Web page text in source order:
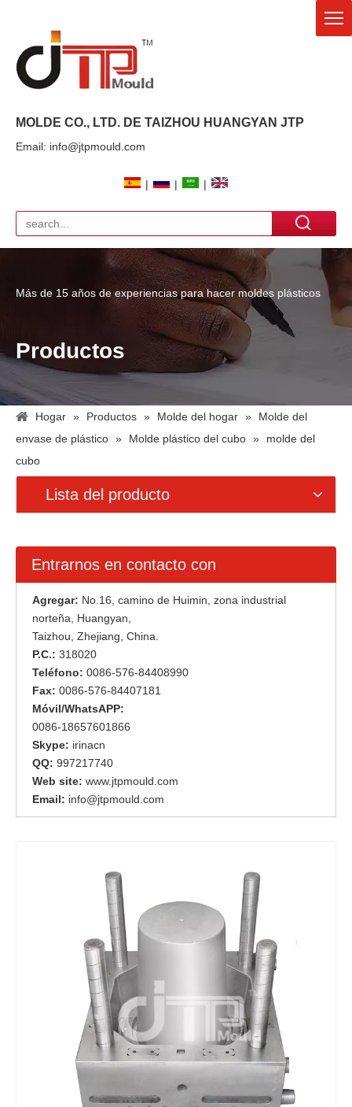
MOLDE CO., LTD. DE TAIZHOU HUANGYAN JTP
Email: info@jtpmould.com
| | |
Más de 15 años de experiencias para hacer moldes plásticos
Productos
Hogar » Productos » Molde del hogar »
Molde del
envase de plástico » Molde plástico del cubo »
molde del
cubo
Lista del producto
Entrarnos en contacto con
Agregar: No.16, camino de Huimin, zona industrial
norteña, Huangyan,
Taizhou, Zhejiang, China.
P.C.: 318020
Teléfono: 0086-576-84408990
Fax: 0086-576-84407181
Móvil/WhatsAPP:
0086-18657601866
Skype: irinacn
QQ: 997217740
Web site: www.jtpmould.com
Email: info@jtpmould.com